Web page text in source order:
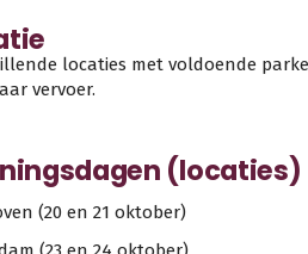
locaties met voldoende
vervoer.
(locaties)
(20 en 21 oktober)